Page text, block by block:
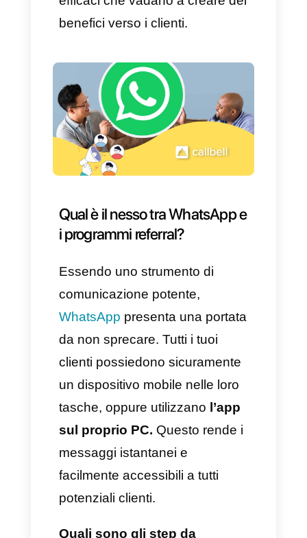
strategie per questo tipo di
marketing:
a)Si ottengono
conversioni
dai potenziali clienti.
b)L’immagine dell’azienda
riceve ancora più credibilità, se
consigliata da persone di
fiducia.
c)Tutti i soggetti coinvolti in
questa strategia ricevono dei
vantaggi.
d)Ilrapporto tra costi e
vantaggi è molto proficuo
l’azienda poiché sono gli stessi